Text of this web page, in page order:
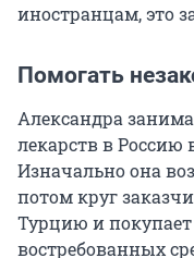
иностранцам, это
Помогать
Александра
лекарств в Россию
Изначально она
потом круг
Турцию и
востребованных